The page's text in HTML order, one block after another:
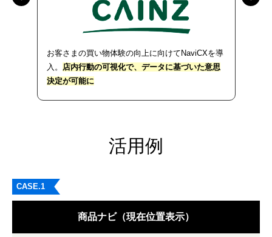
お客さまの買い物体験の向上に向けてNaviCXを導
入。
店内行動の可視化で、データに基づいた意思
決定が可能に
活用例
CASE.1
商品ナビ（現在位置表示）